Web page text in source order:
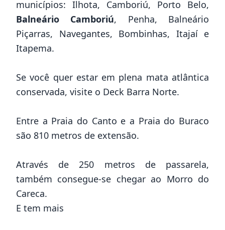
municípios: Ilhota, Camboriú, Porto Belo,
Balneário Camboriú, Penha, Balneário
Piçarras, Navegantes, Bombinhas, Itajaí e
Itapema.
Se você quer estar em plena mata atlântica
conservada, visite o Deck Barra Norte.
Entre a Praia do Canto e a Praia do Buraco
são 810 metros de extensão.
Através de 250 metros de passarela,
também consegue-se chegar ao Morro do
Careca.
E tem mais